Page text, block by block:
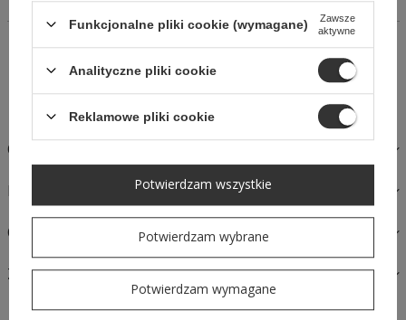
14 dni na łatwy zwrot
Kup Teraz, zapłać za 30 dni
Bezpieczne zakupy
OPIS
MATERIAŁY I PIELĘGNACJA
OPINIE
ZAPYTAJ O PRODUKT
Funkcjonalne pliki cookie (wymagane)
Zawsze
aktywne
Analityczne pliki cookie
Reklamowe pliki cookie
Potwierdzam wybrane
Potwierdzam wymagane
Potwierdzam wszystkie